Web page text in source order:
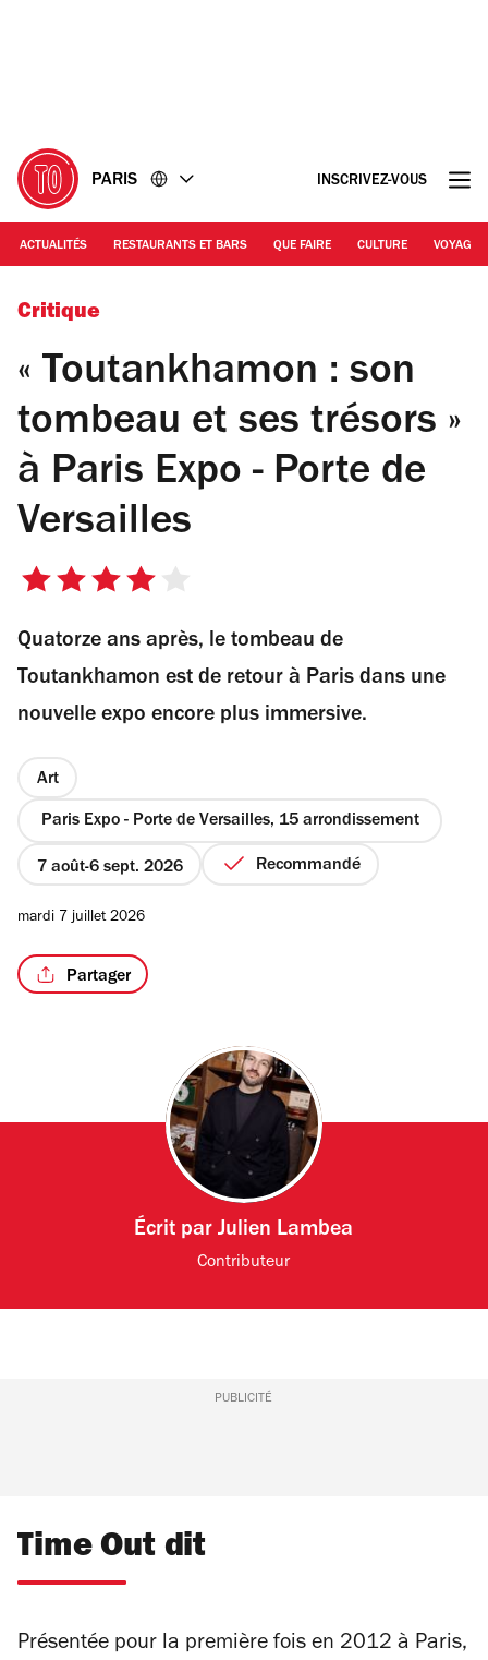
PARIS INSCRIVEZ-VOUS
ACTUALITÉS RESTAURANTS ET BARS QUE FAIRE CULTURE VOYAGE
© Theodor Oskar Krath | Le tombeau de Toutânkhamon
Critique
« Toutankhamon : son
tombeau et ses trésors »
à Paris Expo - Porte de
Versailles
4
5
étoiles
Quatorze ans après, le tombeau de
Toutankhamon est de retour à Paris dans une
nouvelle expo encore plus immersive.
Art
Paris Expo - Porte de Versailles, 15 arrondissement
7 août 6 sept. 2026 Recommandé
mardi 7 juillet 2026
Partager
Écrit parJulien Lambea
Contributeur
PUBLICITÉ
Time Out dit
Présentée pour la première fois en 2012 à Paris,